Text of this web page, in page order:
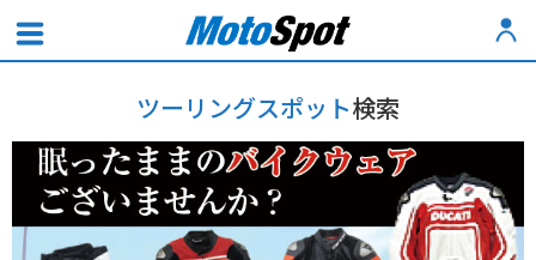
ツーリングスポット検索